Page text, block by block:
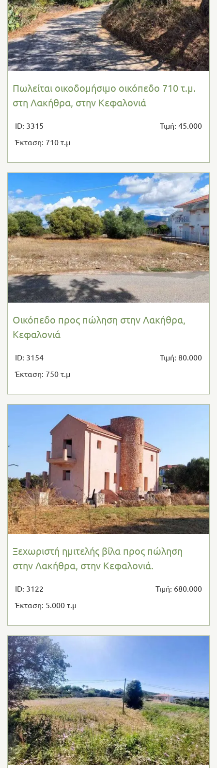
Πωλείται οικοδομήσιμο οικόπεδο 710 τ.μ.
στη Λακήθρα, στην Κεφαλονιά
ID: 3315
Τιμή: 45.000
Έκταση: 710 τ.μ
Οικόπεδο προς πώληση στην Λακήθρα,
Κεφαλονιά
ID: 3154
Τιμή: 80.000
Έκταση: 750 τ.μ
Ξεχωριστή ημιτελής βίλα προς πώληση
στην Λακήθρα, στην Κεφαλονιά.
ID: 3122
Τιμή: 680.000
Έκταση: 5.000 τ.μ